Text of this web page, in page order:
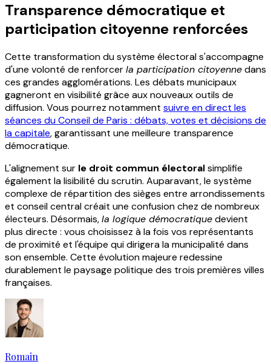
Transparence démocratique et
participation citoyenne renforcées
Cette transformation du système électoral s'accompagne
d'une volonté de renforcerla participation citoyennedans
ces grandes agglomérations. Les débats municipaux
gagneront en visibilité grâce aux nouveaux outils de
diffusion. Vous pourrez notamment suivre en direct les
séances du Conseil de Paris : débats, votes et décisions de
la capitale, garantissant une meilleure transparence
démocratique.
L'alignement sur le droit commun électoralsimplifie
également la lisibilité du scrutin. Auparavant, le système
complexe de répartition des sièges entre arrondissements
et conseil central créait une confusion chez de nombreux
électeurs. Désormais,la logique démocratiquedevient
plus directe : vous choisissez à la fois vos représentants
de proximité et l'équipe qui dirigera la municipalité dans
son ensemble. Cette évolution majeure redessine
durablement le paysage politique des trois premières villes
françaises.
Romain